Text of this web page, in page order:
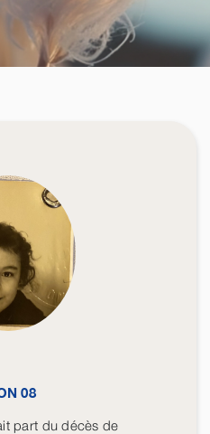
08
part du décès de